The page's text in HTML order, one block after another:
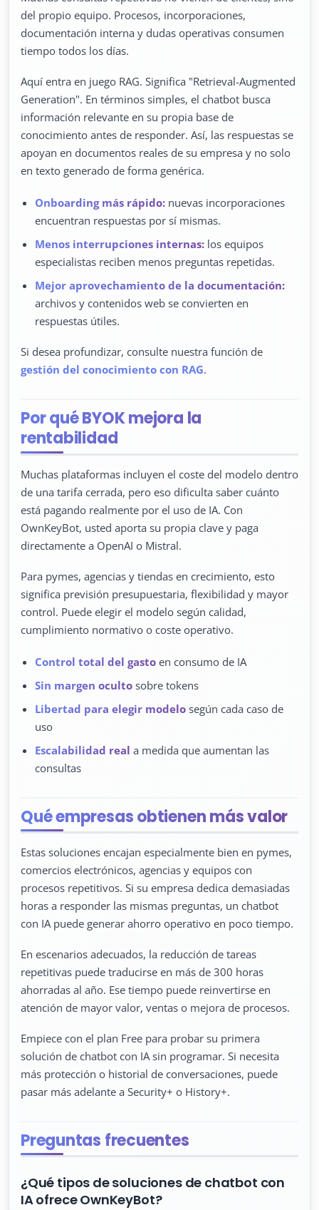
del propio equipo. Procesos, incorporaciones,
documentación interna y dudas operativas consumen
tiempo todos los días.
Aquí entra en juego RAG. Significa "Retrieval-Augmented
Generation". En términos simples, el chatbot busca
información relevante en su propia base de
conocimiento antes de responder. Así, las respuestas se
apoyan en documentos reales de su empresa y no solo
en texto generado de forma genérica.
Onboarding más rápido: nuevas incorporaciones
encuentran respuestas por sí mismas.
Menos interrupciones internas: los equipos
especialistas reciben menos preguntas repetidas.
Mejor aprovechamiento de la documentación:
archivos y contenidos web se convierten en
respuestas útiles.
Si desea profundizar, consulte nuestra función de
gestión del conocimiento con RAG.
Por qué BYOK mejora la
rentabilidad
Muchas plataformas incluyen el coste del modelo dentro
de una tarifa cerrada, pero eso dificulta saber cuánto
está pagando realmente por el uso de IA. Con
OwnKeyBot, usted aporta su propia clave y paga
directamente a OpenAI o Mistral.
Para pymes, agencias y tiendas en crecimiento, esto
significa previsión presupuestaria, flexibilidad y mayor
control. Puede elegir el modelo según calidad,
cumplimiento normativo o coste operativo.
Control total del gasto en consumo de IA
Sin margen oculto sobre tokens
Libertad para elegir modelo según cada caso de
uso
Escalabilidad real a medida que aumentan las
consultas
Qué empresas obtienen más valor
Estas soluciones encajan especialmente bien en pymes,
comercios electrónicos, agencias y equipos con
procesos repetitivos. Si su empresa dedica demasiadas
horas a responder las mismas preguntas, un chatbot
con IA puede generar ahorro operativo en poco tiempo.
En escenarios adecuados, la reducción de tareas
repetitivas puede traducirse en más de 300 horas
ahorradas al año. Ese tiempo puede reinvertirse en
atención de mayor valor, ventas o mejora de procesos.
Empiece con el plan Free para probar su primera
solución de chatbot con IA sin programar. Si necesita
más protección o historial de conversaciones, puede
pasar más adelante a Security+ o History+.
Preguntas frecuentes
¿Qué tipos de soluciones de chatbot con
IA ofrece OwnKeyBot?